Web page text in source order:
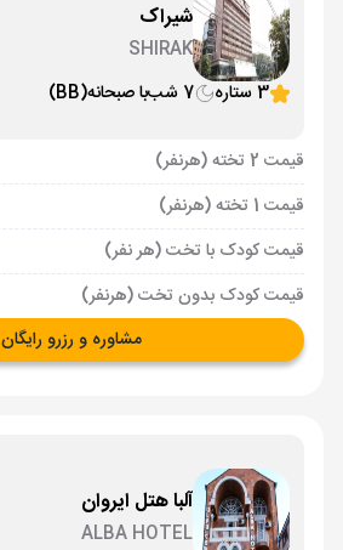
شیراک
SHIRAK
3 ستاره
7 شب با صبحانه(BB)
قیمت 2 تخته (هرنفر)
قیمت 1 تخته (هرنفر)
قیمت کودک با تخت (هر نفر)
قیمت کودک بدون تخت (هرنفر)
مشاوره و رزرو رایگان
آلبا هتل ایروان
ALBA HOTEL